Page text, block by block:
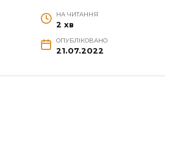
НА ЧИТАННЯ
2 хв
ОПУБЛІКОВАНО
21.07.2022